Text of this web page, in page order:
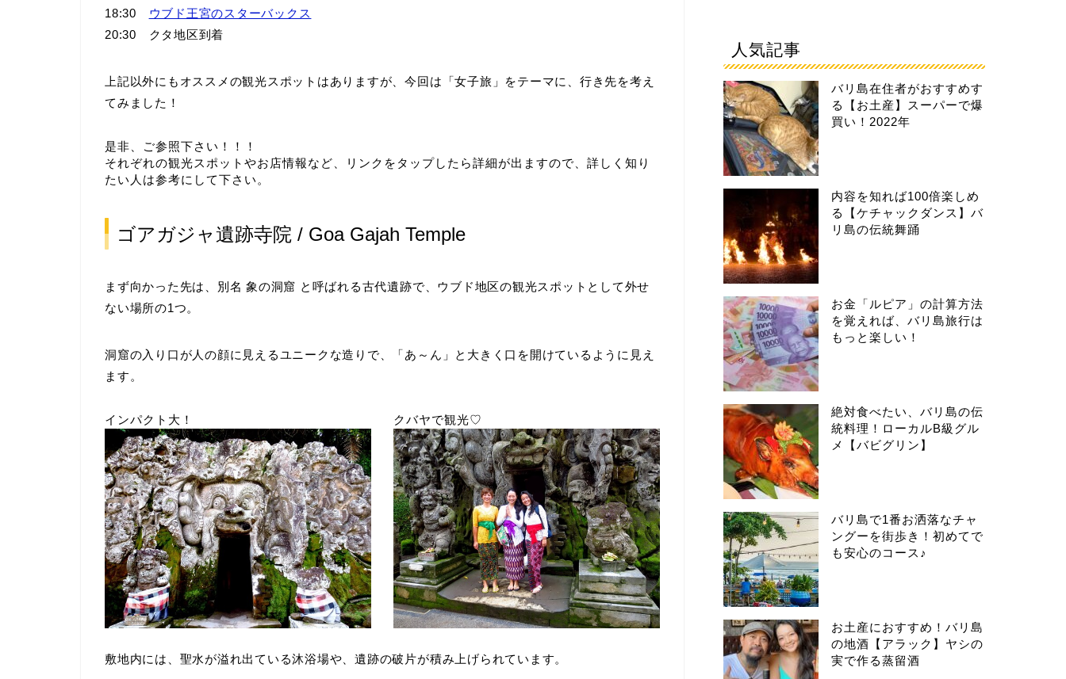
18:30 ウブド王宮のスターバックス
20:30 クタ地区到着
上記以外にもオススメの観光スポットはありますが、今回は「女子旅」をテーマに、行き先を考え
てみました！
是非、ご参照下さい！！！
それぞれの観光スポットやお店情報など、リンクをタップしたら詳細が出ますので、詳しく知り
たい人は参考にして下さい。
ゴアガジャ遺跡寺院 / Goa Gajah Temple
まず向かった先は、別名象の洞窟 と呼ばれる古代遺跡で、ウブド地区の観光スポットとして外せ
ない場所の1つ。
洞窟の入り口が人の顔に見えるユニークな造りで、「あ～ん」と大きく口を開けているように見え
ます。
インパクト大！ クバヤで観光♡
敷地内には、聖水が溢れ出ている沐浴場や、遺跡の破片が積み上げられています。
人気記事
バリ島在住者がおすすめす
る【お土産】スーパーで爆
買い！2022年
内容を知れば100倍楽しめ
る【ケチャックダンス】バ
リ島の伝統舞踊
お金「ルピア」の計算方法
を覚えれば、バリ島旅行は
もっと楽しい！
絶対食べたい、バリ島の伝
統料理！ローカルB級グル
メ【バビグリン】
バリ島で1番お洒落なチャ
ングーを街歩き！初めてで
も安心のコース♪
お土産におすすめ！バリ島
の地酒【アラック】ヤシの
実で作る蒸留酒